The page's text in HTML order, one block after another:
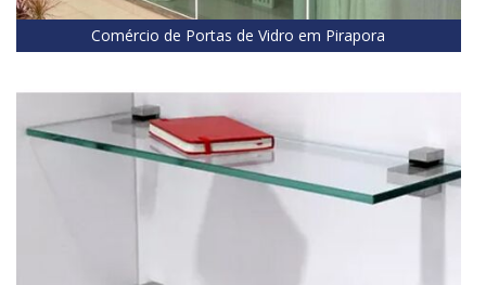
Comércio de Portas de Vidro em Pirapora